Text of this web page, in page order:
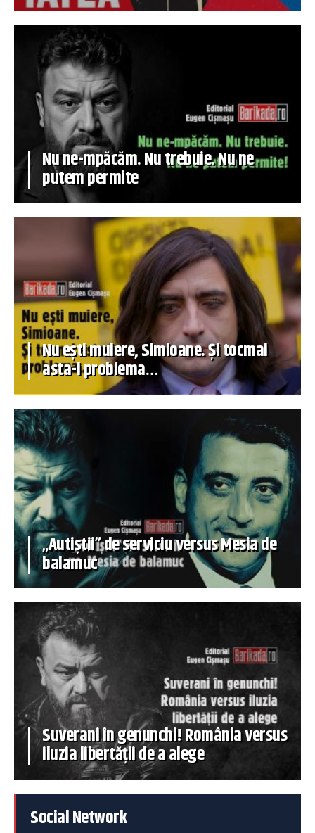
Nu ne-mpăcăm. Nu trebuie. Nu ne
putem permite
Nu ești muiere, Simioane. Și tocmai
asta-i problema…
„Autiștii” de serviciu versus Mesia de
balamuc
Suverani în genunchi! România versus
iluzia libertății de a alege
Social Network